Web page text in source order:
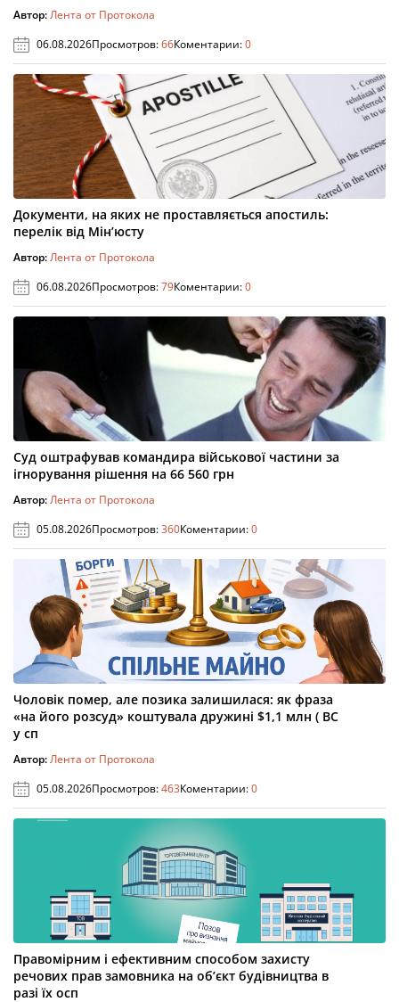
Автор:Лента от Протокола
06.08.2026Просмотров:66Коментарии:0
Документи, на яких не проставляється апостиль:
перелік від Мін’юсту
Автор:Лента от Протокола
06.08.2026Просмотров:79Коментарии:0
Суд оштрафував командира військової частини за
ігнорування рішення на 66 560 грн
Автор:Лента от Протокола
05.08.2026Просмотров:360Коментарии:0
Чоловік помер, але позика залишилася: як фраза
«на його розсуд» коштувала дружині $1,1 млн ( ВС
у сп
Автор:Лента от Протокола
05.08.2026Просмотров:463Коментарии:0
Правомірним і ефективним способом захисту
речових прав замовника на об’єкт будівництва в
разі їх осп